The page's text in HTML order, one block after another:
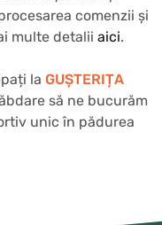
comenzii și
multe detalii aici.
la GUȘTERIȚA
să ne bucurăm
unic în pădurea